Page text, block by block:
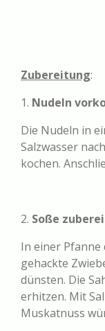
Zubereitung:
1. Nudeln
Die Nudeln in
Salzwasser
kochen.
2. Soße
In einer Pfanne
gehackte
dünsten. Die
erhitzen. Mit
Muskatnuss